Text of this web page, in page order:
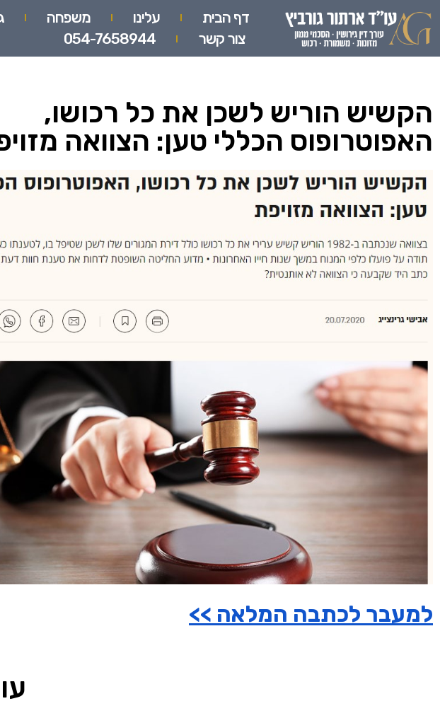
דף הבית עלינו משפחה
צור קשר
054-7658944
הקשיש הוריש לשכן את כל רכושו,
האפוטרופוס הכללי טען: הצוואה
למעבר לכתבה המלאה >>